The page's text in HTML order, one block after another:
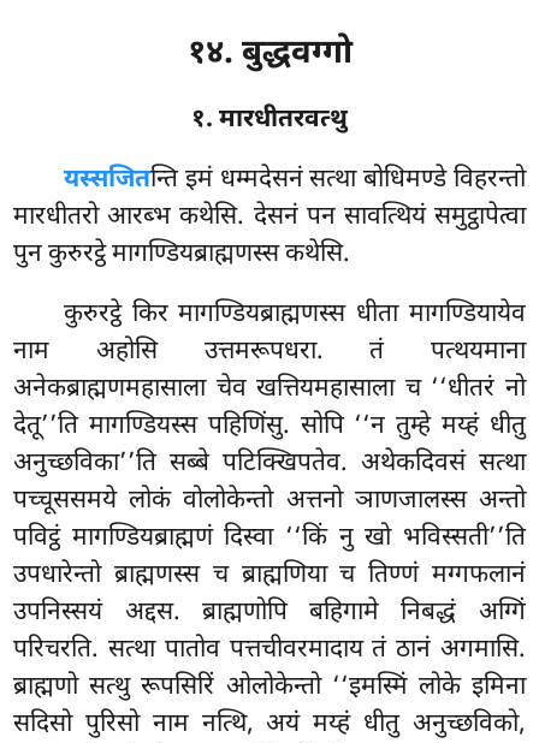
१४. बुद्धवग्गो
१. मारधीतरवत्थु
यस्सजितन्ति इमं धम्मदेसनं सत्था बोधिमण्डे विहरन्तो
मारधीतरो आरब्भ कथेसि. देसनं पन सावत्थियं समुट्ठापेत्वा
पुन कुरुरट्ठे मागण्डियब्राह्मणस्स कथेसि.
कुरुरट्ठे किर मागण्डियब्राह्मणस्स धीता मागण्डियायेव
नाम अहोसि उत्तमरूपधरा. तं पत्थयमाना
अनेकब्राह्मणमहासाला चेव खत्तियमहासाला च ‘‘धीतरं नो
देतू’’ति मागण्डियस्स पहिणिंसु. सोपि ‘‘न तुम्हे मय्हं धीतु
अनुच्छविका’’ति सब्बे पटिक्खिपतेव. अथेकदिवसं सत्था
पच्चूससमये लोकं वोलोकेन्तो अत्तनो ञाणजालस्स अन्तो
पविट्ठं मागण्डियब्राह्मणं दिस्वा ‘‘किं नु खो भविस्सती’’ति
उपधारेन्तो ब्राह्मणस्स च ब्राह्मणिया च तिण्णं मग्गफलानं
उपनिस्सयं अद्दस. ब्राह्मणोपि बहिगामे निबद्धं अग्गिं
परिचरति. सत्था पातोव पत्तचीवरमादाय तं ठानं अगमासि.
ब्राह्मणो सत्थु रूपसिरिं ओलोकेन्तो ‘‘इमस्मिं लोके इमिना
सदिसो पुरिसो नाम नत्थि, अयं मय्हं धीतु अनुच्छविको,